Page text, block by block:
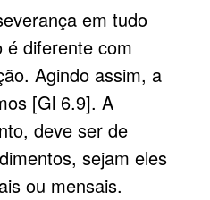
em tudo
é diferente com
Agindo assim, a
[Gl 6.9]. A
deve ser de
sejam eles
ou mensais.